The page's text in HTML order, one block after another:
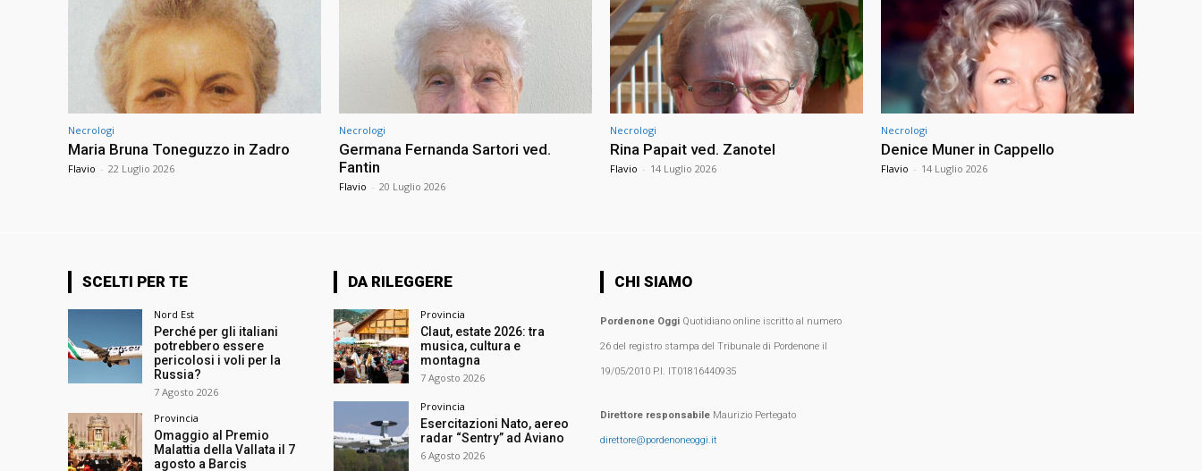
Necrologi
Maria Bruna Toneguzzo in Zadro
Flavio - 22 Luglio 2026
Necrologi
Germana Fernanda Sartori ved.
Fantin
Flavio - 20 Luglio 2026
Necrologi
Rina Papait ved. Zanotel
Flavio - 14 Luglio 2026
Necrologi
Denice Muner in Cappello
Flavio - 14 Luglio 2026
SCELTI PER TE
Nord Est
Perché per gli italiani
potrebbero essere
pericolosi i voli per la
Russia?
7 Agosto 2026
Provincia
Omaggio al Premio
Malattia della Vallata il 7
agosto a Barcis
DA RILEGGERE
Provincia
Claut, estate 2026: tra
musica, cultura e
montagna
7 Agosto 2026
Provincia
Esercitazioni Nato, aereo
radar “Sentry” ad Aviano
6 Agosto 2026
CHI SIAMO
Pordenone OggiQuotidiano online iscritto al numero
26 del registro stampa del Tribunale di Pordenone il
19/05/2010 P.I. IT01816440935
Direttore responsabileMaurizio Pertegato
direttore@pordenoneoggi.it